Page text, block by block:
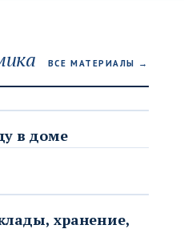
ВСЕ МАТЕРИАЛЫ →
в доме
хранение,